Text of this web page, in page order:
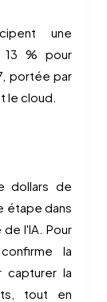
une
13 % pour
portée par
le cloud.
dollars de
étape dans
l'IA. Pour
la
capturer la
tout en